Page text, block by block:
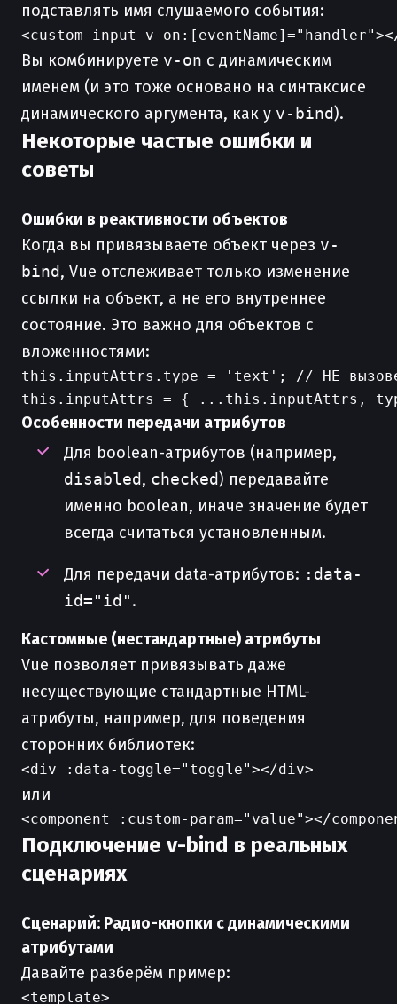
подставлять имя слушаемого события:
Вы комбинируете v-on с динамическим
именем (и это тоже основано на синтаксисе
динамического аргумента, как у v-bind).
Некоторые частые ошибки и
советы
Ошибки в реактивности объектов
Когда вы привязываете объект через v-
bind, Vue отслеживает только изменение
ссылки на объект, а не его внутреннее
состояние. Это важно для объектов с
вложенностями:
this.inputAttrs.type = 'text'; // НЕ вызовет
Особенности передачи атрибутов
Для boolean-атрибутов (например,
disabled, checked) передавайте
именно boolean, иначе значение будет
всегда считаться установленным.
Для передачи data-атрибутов: :data-
id="id".
Кастомные (нестандартные) атрибуты
Vue позволяет привязывать даже
несуществующие стандартные HTML-
атрибуты, например, для поведения
сторонних библиотек:
или
Подключение v-bind в реальных
сценариях
Сценарий: Радио-кнопки с динамическими
атрибутами
Давайте разберём пример:
<template>